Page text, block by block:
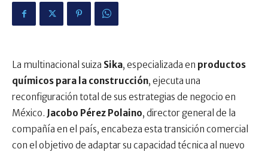
La multinacional suiza Sika, especializada en productos
químicos para la construcción, ejecuta una
reconfiguración total de sus estrategias de negocio en
México. Jacobo Pérez Polaino, director general de la
compañía en el país, encabeza esta transición comercial
con el objetivo de adaptar su capacidad técnica al nuevo